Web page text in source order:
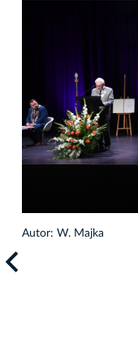
Autor: W. Majka